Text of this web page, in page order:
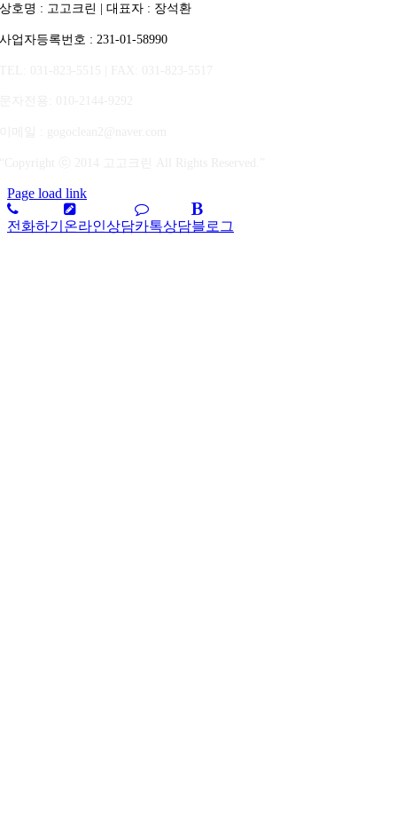
상호명 : 고고크린 | 대표자 : 장석환
사업자등록번호 : 231-01-58990
Page load link
전화하기 온라인상담카톡상담블로그